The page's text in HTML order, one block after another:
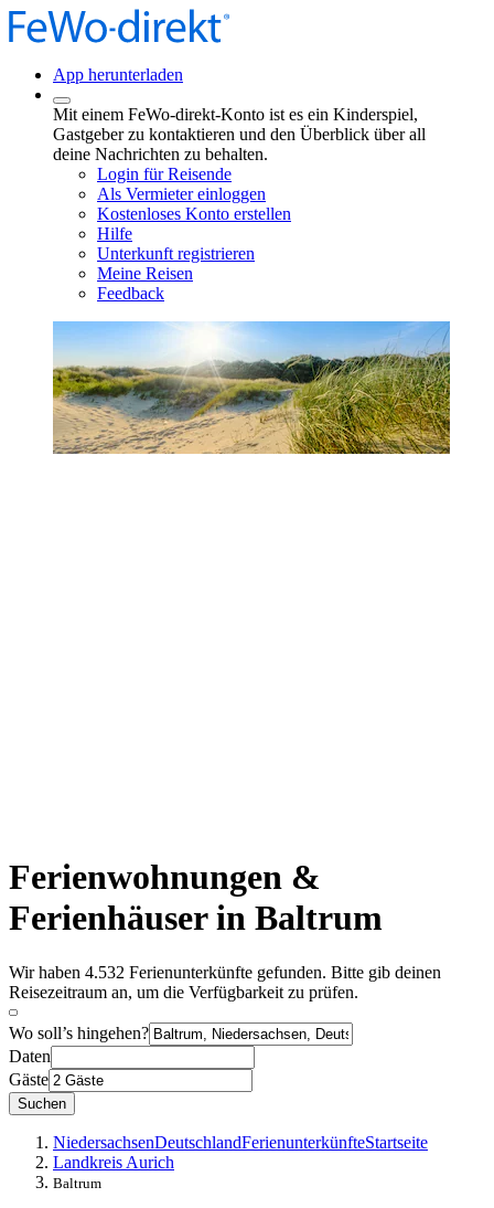
App herunterladen
Mit einem FeWo-direkt-Konto ist es ein Kinderspiel,
Gastgeber zu kontaktieren und den Überblick über all
deine Nachrichten zu behalten.
Login für Reisende
Als Vermieter einloggen
Kostenloses Konto erstellen
Hilfe
Unterkunft registrieren
Meine Reisen
Feedback
Ferienwohnungen &
Ferienhäuser in Baltrum
Wir haben 4.532 Ferienunterkünfte gefunden. Bitte gib deinen
Reisezeitraum an, um die Verfügbarkeit zu prüfen.
Wo soll’s hingehen?
Daten
Gäste
Suchen
NiedersachsenDeutschlandFerienunterkünfteStartseite
Landkreis Aurich
Baltrum